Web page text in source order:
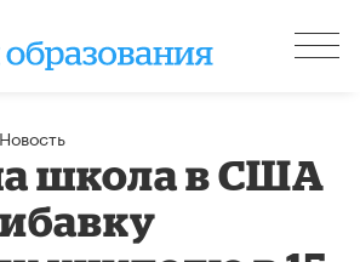
Новость
школа в США